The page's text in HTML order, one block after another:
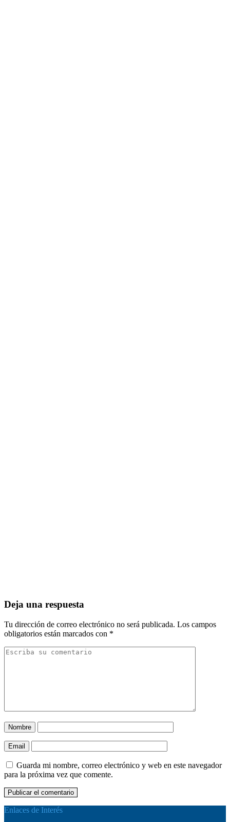
Deja una respuesta
Tu dirección de correo electrónico no será publicada. Los campos
obligatorios están marcados con *
Nombre
Email
Guarda mi nombre, correo electrónico y web en este navegador
para la próxima vez que comente.
Enlaces de Interés